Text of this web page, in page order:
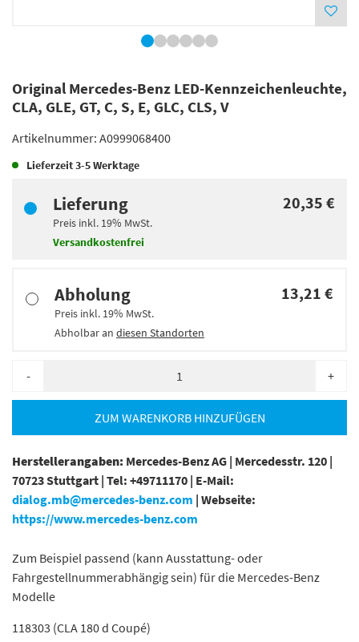
Original Mercedes-Benz LED-Kennzeichenleuchte,
CLA, GLE, GT, C, S, E, GLC, CLS, V
Artikelnummer: A0999068400
Lieferzeit3-5 Werktage
Lieferung
Preis inkl. 19% MwSt.
Versandkostenfrei
20,35 €
Abholung
Preis inkl. 19% MwSt.
Abholbar an diesen Standorten
13,21 €
- +
ZUM WARENKORB HINZUFÜGEN
Herstellerangaben: Mercedes-Benz AG | Mercedesstr. 120 |
70723 Stuttgart | Tel: +49711170 | E-Mail:
dialog.mb@mercedes-benz.com | Webseite:
https://www.mercedes-benz.com
Zum Beispiel passend (kann Ausstattung- oder
Fahrgestellnummerabhängig sein) für die Mercedes-Benz
Modelle
118303 (CLA 180 d Coupé)